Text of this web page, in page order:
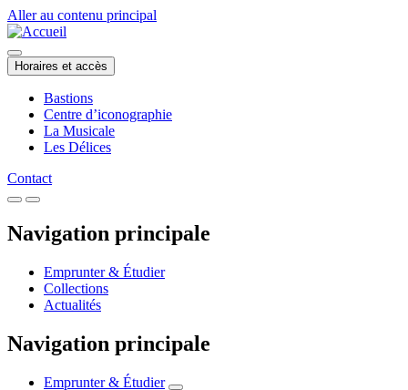
Aller au contenu principal
Horaires et accès
Bastions
Centre d’iconographie
La Musicale
Les Délices
Contact
Navigation principale
Emprunter & Étudier
Collections
Actualités
Navigation principale
Emprunter & Étudier